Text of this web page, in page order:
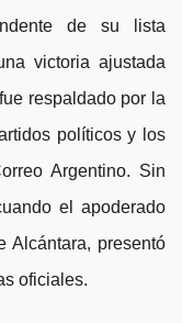
de su lista
victoria ajustada
respaldado por la
políticos y los
Argentino. Sin
el apoderado
Alcántara, presentó
oficiales.